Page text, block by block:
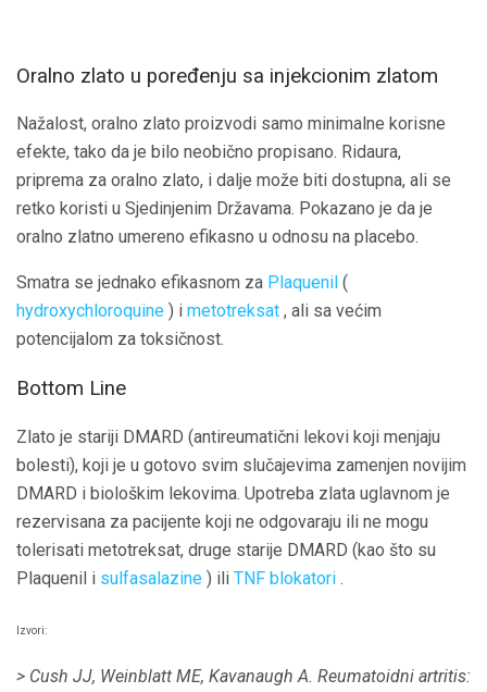
Oralno zlato u poređenju sa injekcionim zlatom
Nažalost, oralno zlato proizvodi samo minimalne korisne
efekte, tako da je bilo neobično propisano. Ridaura,
priprema za oralno zlato, i dalje može biti dostupna, ali se
retko koristi u Sjedinjenim Državama. Pokazano je da je
oralno zlatno umereno efikasno u odnosu na placebo.
Smatra se jednako efikasnom za Plaquenil (
hydroxychloroquine ) i metotreksat , ali sa većim
potencijalom za toksičnost.
Bottom Line
Zlato je stariji DMARD (antireumatični lekovi koji menjaju
bolesti), koji je u gotovo svim slučajevima zamenjen novijim
DMARD i biološkim lekovima. Upotreba zlata uglavnom je
rezervisana za pacijente koji ne odgovaraju ili ne mogu
tolerisati metotreksat, druge starije DMARD (kao što su
Plaquenil i sulfasalazine ) ili TNF blokatori .
Izvori:
> Cush JJ, Weinblatt ME, Kavanaugh A. Reumatoidni artritis: